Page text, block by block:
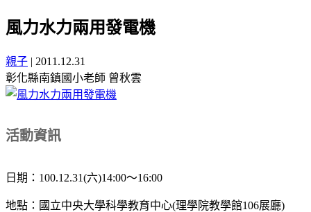
風力水力兩用發電機
親子 | 2011.12.31
彰化縣南鎮國小老師 曾秋雲
活動資訊
日期：100.12.31(六)14:00～16:00
地點：國立中央大學科學教育中心(理學院教學館106展廳)